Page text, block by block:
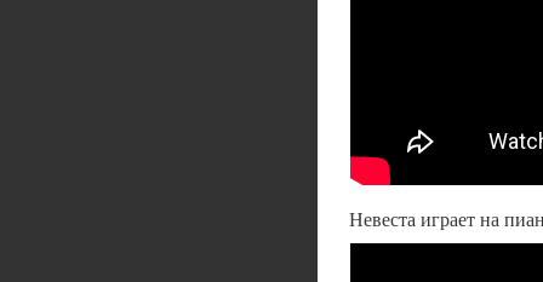
Невеста играет на